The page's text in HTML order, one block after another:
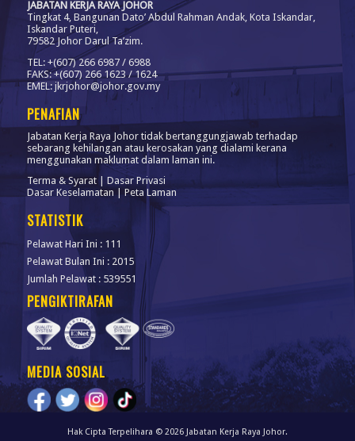
JABATAN KERJA RAYA JOHOR
Tingkat 4, Bangunan Dato’ Abdul Rahman Andak, Kota Iskandar,
Iskandar Puteri,
79582 Johor Darul Ta’zim.
TEL: +(607) 266 6987 / 6988
FAKS: +(607) 266 1623 / 1624
EMEL: jkrjohor@johor.gov.my
PENAFIAN
Jabatan Kerja Raya Johor tidak bertanggungjawab terhadap
sebarang kehilangan atau kerosakan yang dialami kerana
menggunakan maklumat dalam laman ini.
Terma & Syarat| Dasar Privasi
Dasar Keselamatan
Peta Laman
STATISTIK
Pelawat Hari Ini : 111
Pelawat Bulan Ini : 2015
Jumlah Pelawat : 539551
PENGIKTIRAFAN
MEDIA SOSIAL
Hak Cipta Terpelihara © 2026 Jabatan Kerja Raya Johor.